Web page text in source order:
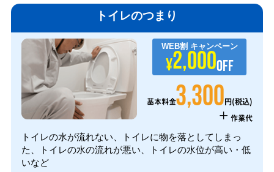
トイレのつまり
WEB割 キャンペーン
¥2,000OFF
基本料金3,300円(税込)
+ 作業代
トイレの水が流れない、トイレに物を落としてしまっ
た、トイレの水の流れが悪い、トイレの水位が高い・低
いなど